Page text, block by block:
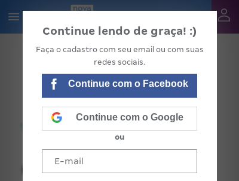
Continue lendo de graça! :)
Faça o cadastro com seu email ou com suas
redes sociais.
Continue com o Facebook
Continue com o Google
ou
Qual o papel do